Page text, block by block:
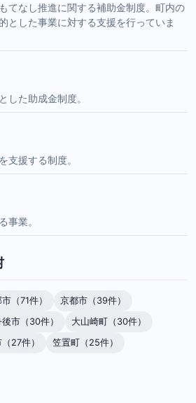
てなし推進に関する補助金制度。町内の
とした事業に対する支援を行っていま
した助成金制度。
支援する制度。
事業。
（71件）
京都市（39件）
市（30件）
大山崎町（30件）
27件）
笠置町（25件）